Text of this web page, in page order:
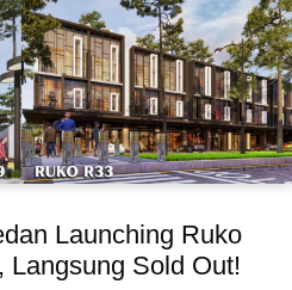
Launching Ruko
Langsung Sold Out!